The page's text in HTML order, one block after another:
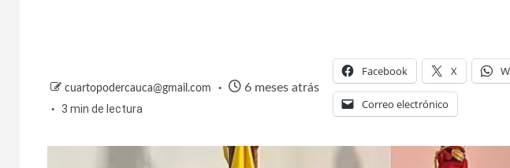
cuartopodercauca@gmail.com
6 meses atrás
3 min de lectura
Facebook X
Correo electrónico